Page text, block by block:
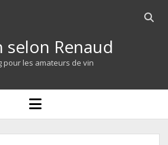
Open
selon Renaud
pour les amateurs de vin
open
menu